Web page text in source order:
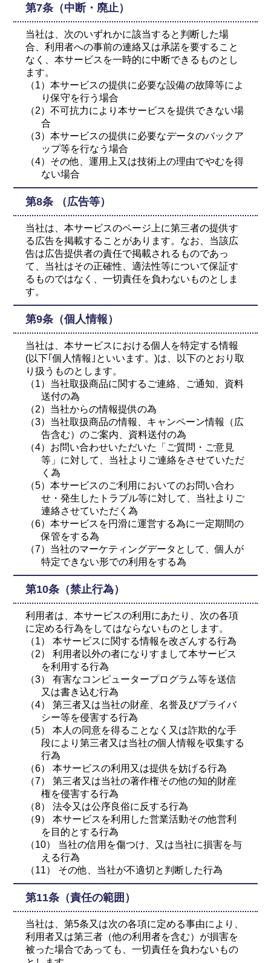
第7条（中断・廃止）
当社は、次のいずれかに該当すると判断した場
合、利用者への事前の連絡又は承諾を要すること
なく、本サービスを一時的に中断できるものとし
ます。
（1）本サービスの提供に必要な設備の故障等によ
り保守を行う場合
（2）不可抗力により本サービスを提供できない場
合
（3）本サービスの提供に必要なデータのバックア
ップ等を行なう場合
（4）その他、運用上又は技術上の理由でやむを得
ない場合
第8条 （広告等）
当社は、本サービスのページ上に第三者の提供す
る広告を掲載することがあります。なお、当該広
告は広告提供者の責任で掲載されるものであっ
て、当社はその正確性、適法性等について保証す
るものではなく、一切責任を負わないものとしま
す。
第9条（個人情報）
当社は、本サービスにおける個人を特定する情報
(以下｢個人情報｣といいます。)は、以下のとおり取
り扱うものとします。
（1）当社取扱商品に関するご連絡、ご通知、資料
送付の為
（2）当社からの情報提供の為
（3）当社取扱商品の情報、キャンペーン情報（広
告含む）のご案内、資料送付の為
（4）お問い合わせいただいた「ご質問・ご意見
等」に対して、当社よりご連絡をさせていただ
く為
（5）本サービスのご利用においてのお問い合わ
せ・発生したトラブル等に対して、当社よりご
連絡させていただく為
（6）本サービスを円滑に運営する為に一定期間の
保管をする為
（7）当社のマーケティングデータとして、個人が
特定できない形での利用をする為
第10条（禁止行為）
利用者は、本サービスの利用にあたり、次の各項
に定める行為をしてはならないものとします。
（1） 本サービスに関する情報を改ざんする行為
（2） 利用者以外の者になりすまして本サービス
を利用する行為
（3） 有害なコンピュータープログラム等を送信
又は書き込む行為
（4） 第三者又は当社の財産、名誉及びプライバ
シー等を侵害する行為
（5） 本人の同意を得ることなく又は詐欺的な手
段により第三者又は当社の個人情報を収集する
行為
（6） 本サービスの利用又は提供を妨げる行為
（7） 第三者又は当社の著作権その他の知的財産
権を侵害する行為
（8） 法令又は公序良俗に反する行為
（9） 本サービスを利用した営業活動その他営利
を目的とする行為
（10） 当社の信用を傷つけ、又は当社に損害を与
える行為
（11） その他、当社が不適切と判断した行為
第11条（責任の範囲）
当社は、第5条又は次の各項に定める事由により、
利用者又は第三者（他の利用者を含む）が損害を
被った場合であっても、一切責任を負わないもの